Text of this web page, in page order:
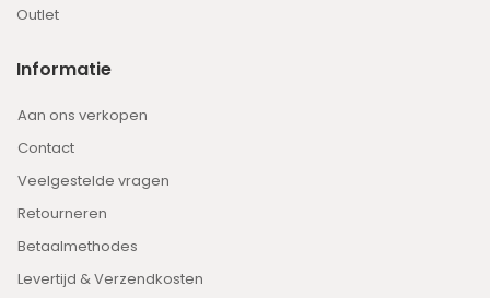
Outlet
Informatie
Aan ons verkopen
Contact
Veelgestelde vragen
Retourneren
Betaalmethodes
Levertijd & Verzendkosten